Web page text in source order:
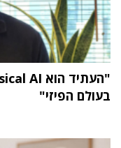
בעולם הפיזי"